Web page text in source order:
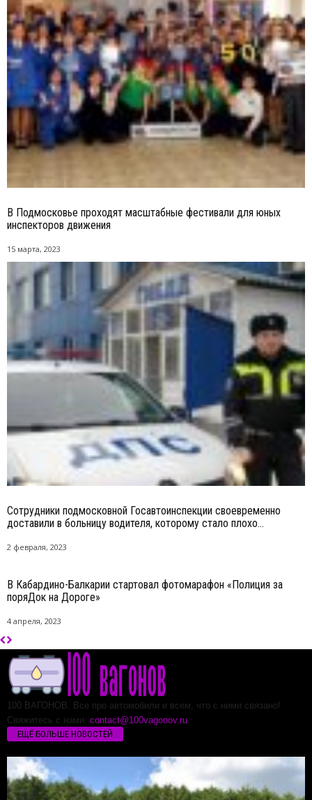
В Подмосковье проходят масштабные фестивали для юных
инспекторов движения
15 марта, 2023
Сотрудники подмосковной Госавтоинспекции своевременно
доставили в больницу водителя, которому стало плохо...
2 февраля, 2023
В Кабардино-Балкарии стартовал фотомарафон «Полиция за
поряДок на Дороге»
4 апреля, 2023
100 ВАГОНОВ. Все про автомобили и всем, что с ними связано!
Свяжитесь с нами: contact@100vagonov.ru
ЕЩЁ БОЛЬШЕ НОВОСТЕЙ